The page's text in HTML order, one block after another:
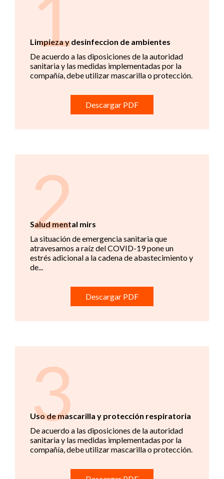
Limpieza y desinfeccion de ambientes
De acuerdo a las diposiciones de la autoridad
sanitaria y las medidas implementadas por la
compañía, debe utilizar mascarilla o protección.
Descargar PDF
2
Salud mental mirs
La situación de emergencia sanitaria que
atravesamos a raíz del COVID-19 pone un
estrés adicional a la cadena de abastecimiento y
de...
Descargar PDF
3
Uso de mascarilla y protección respiratoria
De acuerdo a las diposiciones de la autoridad
sanitaria y las medidas implementadas por la
compañía, debe utilizar mascarilla o protección.